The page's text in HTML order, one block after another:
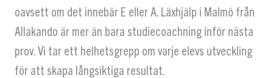
oavsett om det innebär E eller A. Läxhjälp i Malmö från
Allakando är mer än bara studiecoachning inför nästa
prov. Vi tar ett helhetsgrepp om varje elevs utveckling
för att skapa långsiktiga resultat.